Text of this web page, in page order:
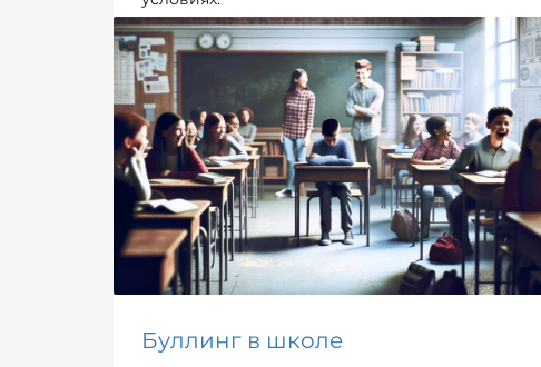
ОПУБЛИКОВАНО ВРОДИТЕЛИ / ДЕТИ
МЕТКИ:
РАЗВИТИЕ РЕБЕНКА
Буллинг в школе